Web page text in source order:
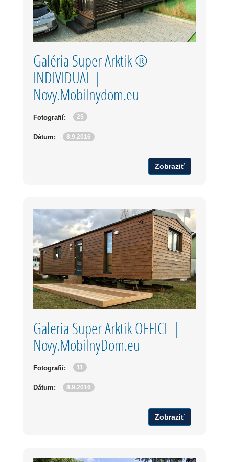
Galéria Super Arktik ®
INDIVIDUAL |
Novy.Mobilnydom.eu
Fotografií: 25
Dátum: 8.9.2016
Zobraziť
Galeria Super Arktik OFFICE |
Novy.MobilnyDom.eu
Fotografií: 11
Dátum: 8.9.2016
Zobraziť